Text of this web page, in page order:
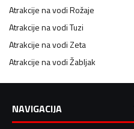
Atrakcije na vodiRožaje
Atrakcije na vodiTuzi
Atrakcije na vodiZeta
Atrakcije na vodiŽabljak
NAVIGACIJA